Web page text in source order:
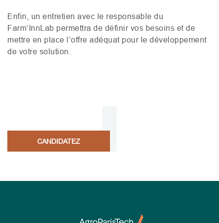
Enfin, un entretien avec le responsable du
Farm’InnLab permettra de définir vos besoins et de
mettre en place l’offre adéquat pour le développement
de votre solution.
CANDIDATEZ